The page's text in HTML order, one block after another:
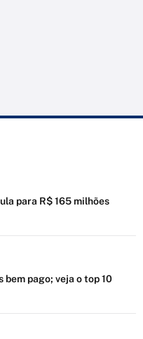
para R$ 165 milhões
pago; veja o top 10